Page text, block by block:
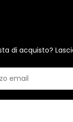
di acquisto?